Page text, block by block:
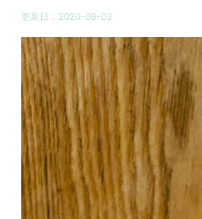
更新日： 2020-08-03